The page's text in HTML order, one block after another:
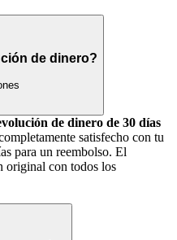
de dinero?
de dinero de 30 días
satisfecho con tu
para un reembolso. El
original con todos los